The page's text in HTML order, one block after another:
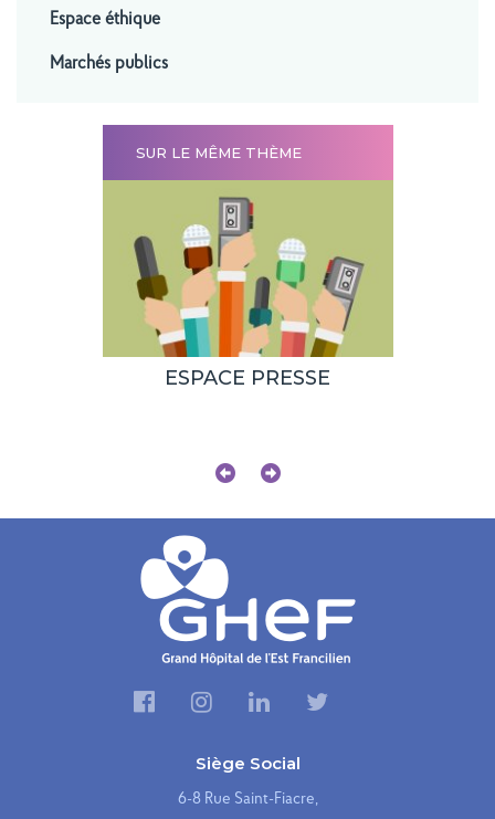
Espace éthique
Marchés publics
SUR LE MÊME THÈME
ESPACE PRESSE
Siège Social
6-8 Rue Saint-Fiacre,